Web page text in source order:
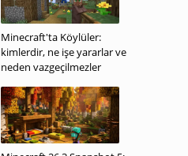
Minecraft'ta Köylüler:
kimlerdir, ne işe yararlar ve
neden vazgeçilmezler